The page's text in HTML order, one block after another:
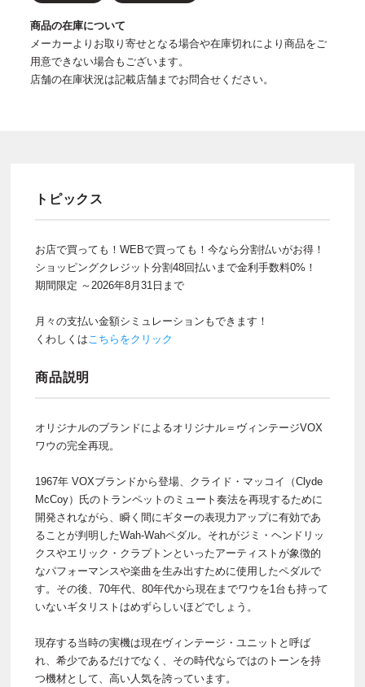
商品の在庫について
メーカーよりお取り寄せとなる場合や在庫切れにより商品をご
用意できない場合もございます。
店舗の在庫状況は記載店舗までお問合せください。
トピックス
お店で買っても！WEBで買っても！今なら分割払いがお得！
ショッピングクレジット分割48回払いまで金利手数料0%！
期間限定 ～2026年8月31日まで
月々の支払い金額シミュレーションもできます！
くわしくはこちらをクリック
商品説明
オリジナルのブランドによるオリジナル＝ヴィンテージVOX
ワウの完全再現。
1967年 VOXブランドから登場、クライド・マッコイ（Clyde
McCoy）氏のトランペットのミュート奏法を再現するために
開発されながら、瞬く間にギターの表現力アップに有効であ
ることが判明したWah-Wahペダル。それがジミ・ヘンドリッ
クスやエリック・クラプトンといったアーティストが象徴的
なパフォーマンスや楽曲を生み出すために使用したペダルで
す。その後、70年代、80年代から現在までワウを1台も持って
いないギタリストはめずらしいほどでしょう。
現存する当時の実機は現在ヴィンテージ・ユニットと呼ば
れ、希少であるだけでなく、その時代ならではのトーンを持
つ機材として、高い人気を誇っています。